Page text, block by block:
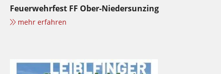
Feuerwehrfest FF Ober-Niedersunzing
mehr erfahren